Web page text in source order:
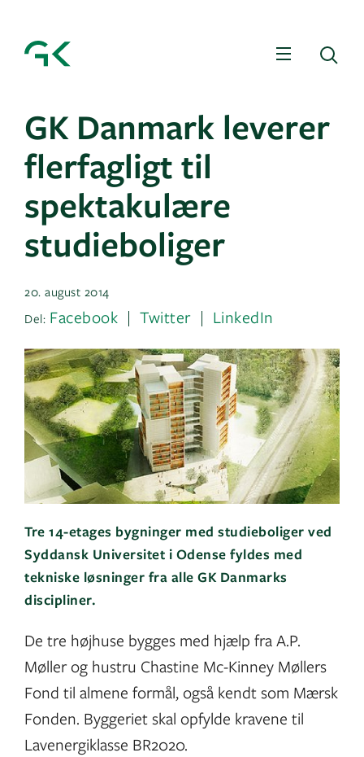
Menu
GK Danmark leverer
flerfagligt til
spektakulære
studieboliger
20. august 2014
Del: Facebook Twitter LinkedIn
Tre 14-etages bygninger med studieboliger ved
Syddansk Universitet i Odense fyldes med
tekniske løsninger fra alle GK Danmarks
discipliner.
De tre højhuse bygges med hjælp fra A.P.
Møller og hustru Chastine Mc-Kinney Møllers
Fond til almene formål, også kendt som Mærsk
Fonden. Byggeriet skal opfylde kravene til
Lavenergiklasse BR2020.